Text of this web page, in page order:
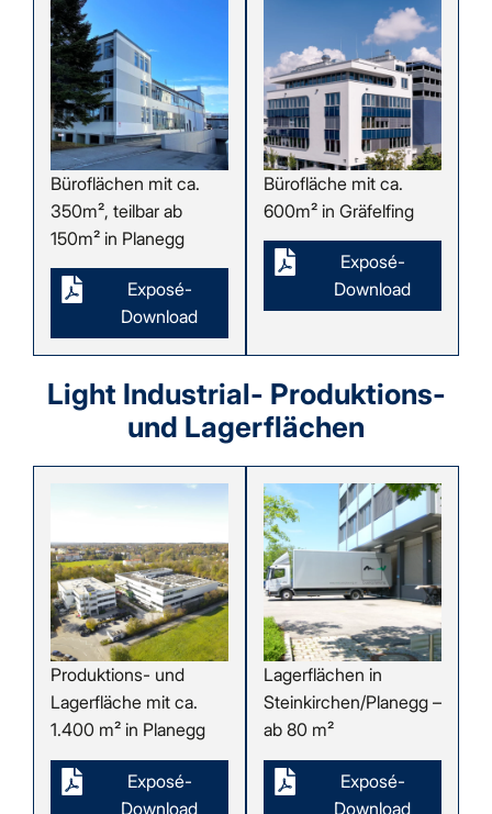
Büroflächen mit ca.
350m², teilbar ab
150m² in Planegg
Exposé-
Download
Bürofläche mit ca.
600m² in Gräfelfing
Exposé-
Download
Light Industrial- Produktions-
und Lagerflächen
Produktions- und
Lagerfläche mit ca.
1.400 m² in Planegg
Exposé-
Download
Lagerflächen in
Steinkirchen/Planegg –
ab 80 m²
Exposé-
Download